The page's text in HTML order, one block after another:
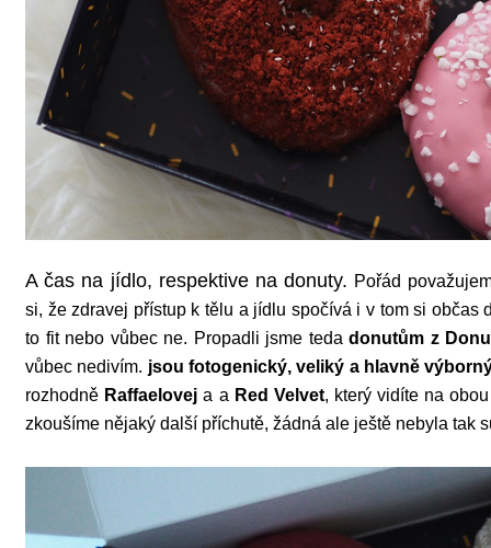
A čas na jídlo, respektive na donuty. Pořád
si, že zdravej přístup k tělu a jídlu spočívá i v tom si
to fit nebo vůbec ne. Propadli jsme tedadonutům z
vůbec nedivím. jsou fotogenický, veliký a hlavně
rozhodně Raffaeloveja a Red Velvet, který vidíte na
zkoušíme nějaký další příchutě, žádná ale ještě nebyla tak